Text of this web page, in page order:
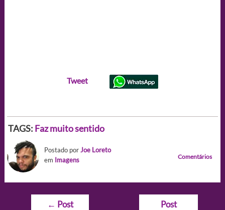
Tweet
TAGS: Faz muito sentido
Postado porJoe Loreto
em Imagens Comentários
Navegação
← Post
Post